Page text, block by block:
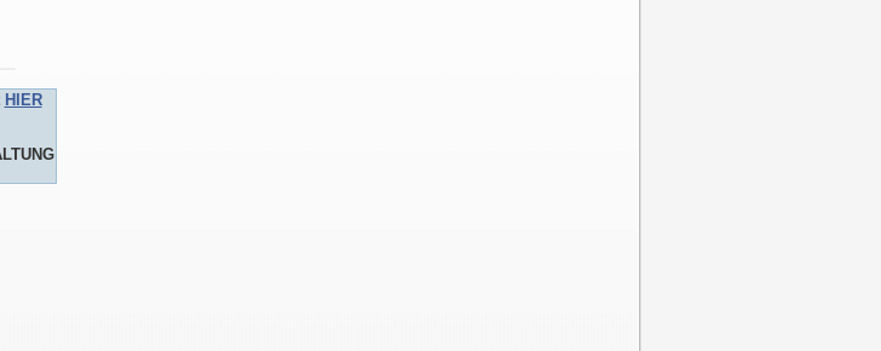
HIER